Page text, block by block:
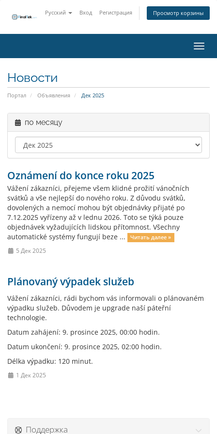
Русский Вход Регистрация Просмотр корзины
Новости
Портал Объявления Дек 2025
по месяцу
Oznámení do konce roku 2025
Vážení zákazníci, přejeme všem klidné prožití vánočních
svátků a vše nejlepší do nového roku. Z důvodu svátků,
dovolených a nemocí mohou být objednávky přijaté po
7.12.2025 vyřízeny až v lednu 2026. Toto se týká pouze
objednávek vyžadujících lidskou přítomnost. Všechny
automatické systémy fungují beze ...
Читать далее »
5 Дек 2025
Plánovaný výpadek služeb
Vážení zákazníci, rádi bychom vás informovali o plánovaném
výpadku služeb. Důvodem je upgrade naší páteřní
technologie.
Datum zahájení: 9. prosince 2025, 00:00 hodin.
Datum ukončení: 9. prosince 2025, 02:00 hodin.
Délka výpadku: 120 minut.
1 Дек 2025
Поддержка